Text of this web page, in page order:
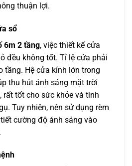
thuận lợi.
sổ
6m 2 tầng, việc thiết kế cửa
đều không tốt. Tỉ lệ cửa phải
tầng. Hệ cửa kính lớn trong
thu hút ánh sáng mặt trời
rất tốt cho sức khỏe và tinh
Tuy nhiên, nên sử dụng rèm
cường độ ánh sáng vào